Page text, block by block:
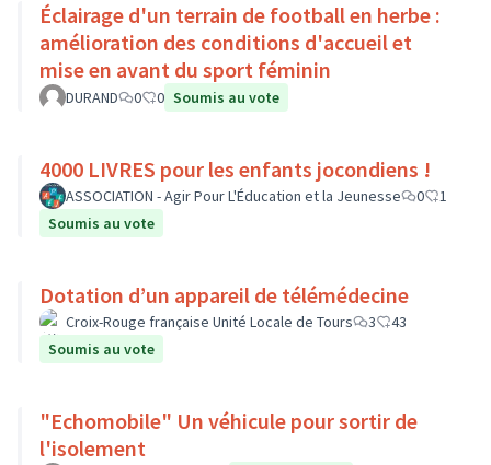
Éclairage d'un terrain de football en herbe :
amélioration des conditions d'accueil et
mise en avant du sport féminin
DURAND 0 0 Soumis au vote
4000 LIVRES pour les enfants jocondiens !
ASSOCIATION - Agir Pour L'Éducation et la Jeunesse 0
1
Soumis au vote
Dotation d’un appareil de télémédecine
Croix-Rouge française Unité Locale de Tours 3
43
Soumis au vote
"Echomobile" Un véhicule pour sortir de
l'isolement